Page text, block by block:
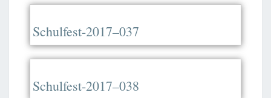
Schulfest-2017–037
Schulfest-2017–038